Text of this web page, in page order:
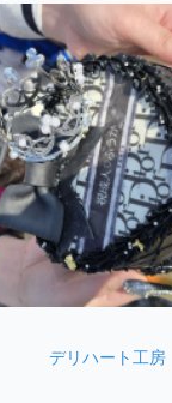
デリハート工房